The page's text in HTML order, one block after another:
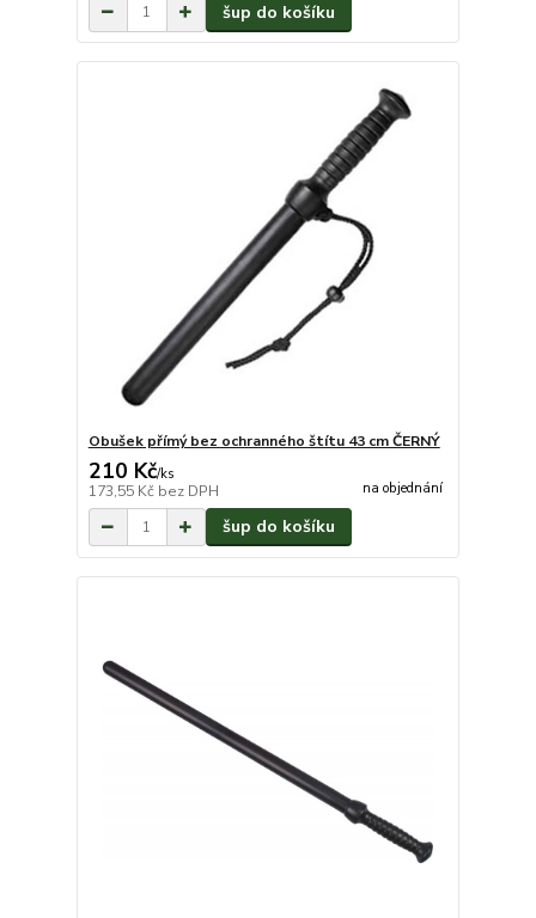
šup do košíku
Obušek přímý bez ochranného štítu 43 cm ČERNÝ
210 Kč/ks
173,55 Kč bez DPH na objednání
šup do košíku